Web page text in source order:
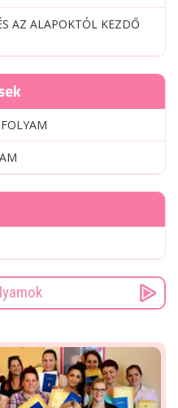
AZ ALAPOKTÓL KEZDŐ